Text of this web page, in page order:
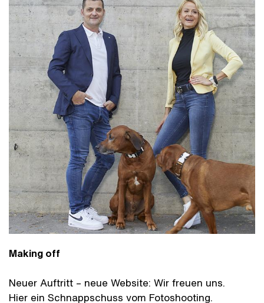
Making off
Neuer Auftritt – neue Website: Wir freuen uns.
Hier ein Schnappschuss vom Fotoshooting.